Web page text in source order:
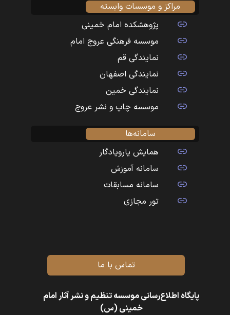
مراکز و موسسات وابسته
پژوهشکده امام خمینی
موسسه فرهنگی عروج امام
نمایندگی قم
نمایندگی اصفهان
نمایندگی خمین
موسسه چاپ و نشر عروج
سامانه‌ها
همایش یارویادگار
سامانه آموزش
سامانه مسابقات
تور مجازی
تماس با ما
پایگاه اطلاع‌رسانی موسسه تنظیم و نشر آثار امام
خمینی (س)